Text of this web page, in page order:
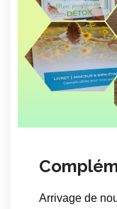
Arrivage de